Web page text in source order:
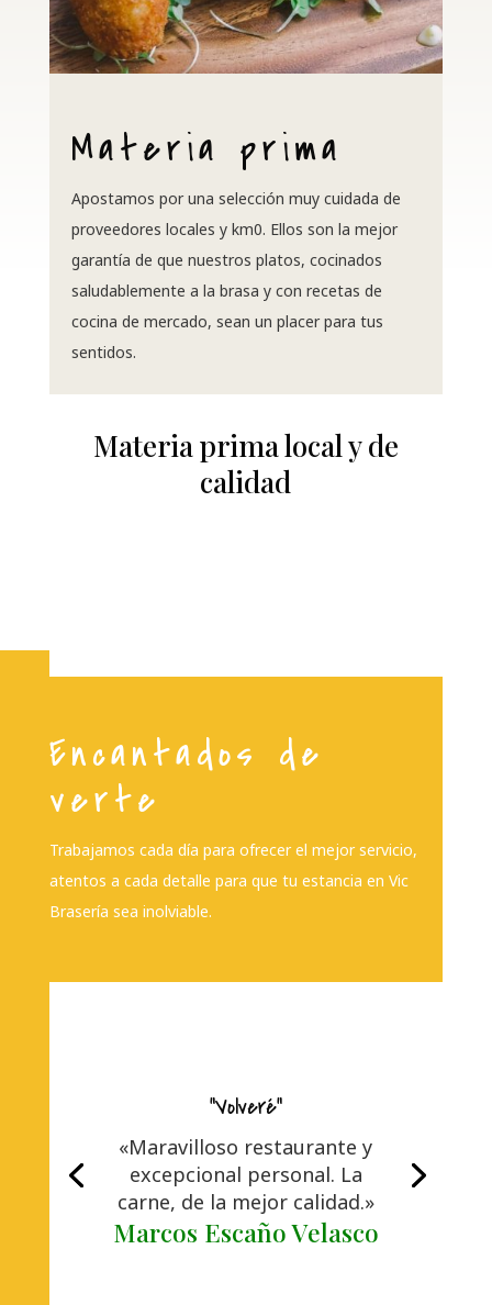
Materia prima
Apostamos por una selección muy cuidada de
proveedores locales y km0. Ellos son la mejor
garantía de que nuestros platos, cocinados
saludablemente a la brasa y con recetas de
cocina de mercado, sean un placer para tus
sentidos.
Materia prima local y de
calidad
Encantados de
verte
Trabajamos cada día para ofrecer el mejor servicio,
atentos a cada detalle para que tu estancia en Vic
Brasería sea inolviable.
"Volveré"
«Maravilloso restaurante y
excepcional personal. La
carne, de la mejor calidad.»
Marcos Escaño Velasco